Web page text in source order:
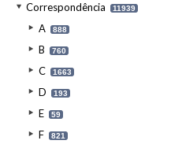
Correspondência 11939
A 888
B 760
C 1663
D 193
E 59
F 821